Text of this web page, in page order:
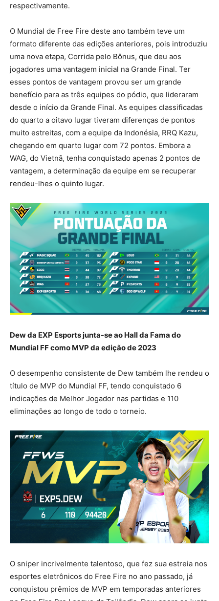
respectivamente.
O Mundial de Free Fire deste ano também teve um
formato diferente das edições anteriores, pois introduziu
uma nova etapa, Corrida pelo Bônus, que deu aos
jogadores uma vantagem inicial na Grande Final. Ter
esses pontos de vantagem provou ser um grande
benefício para as três equipes do pódio, que lideraram
desde o início da Grande Final. As equipes classificadas
do quarto a oitavo lugar tiveram diferenças de pontos
muito estreitas, com a equipe da Indonésia, RRQ Kazu,
chegando em quarto lugar com 72 pontos. Embora a
WAG, do Vietnã, tenha conquistado apenas 2 pontos de
vantagem, a determinação da equipe em se recuperar
rendeu-lhes o quinto lugar.
Dew da EXP Esports junta-se ao Hall da Fama do
Mundial FF como MVP da edição de 2023
O desempenho consistente de Dew também lhe rendeu o
título de MVP do Mundial FF, tendo conquistado 6
indicações de Melhor Jogador nas partidas e 110
eliminações ao longo de todo o torneio.
O sniper incrivelmente talentoso, que fez sua estreia nos
esportes eletrônicos do Free Fire no ano passado, já
conquistou prêmios de MVP em temporadas anteriores